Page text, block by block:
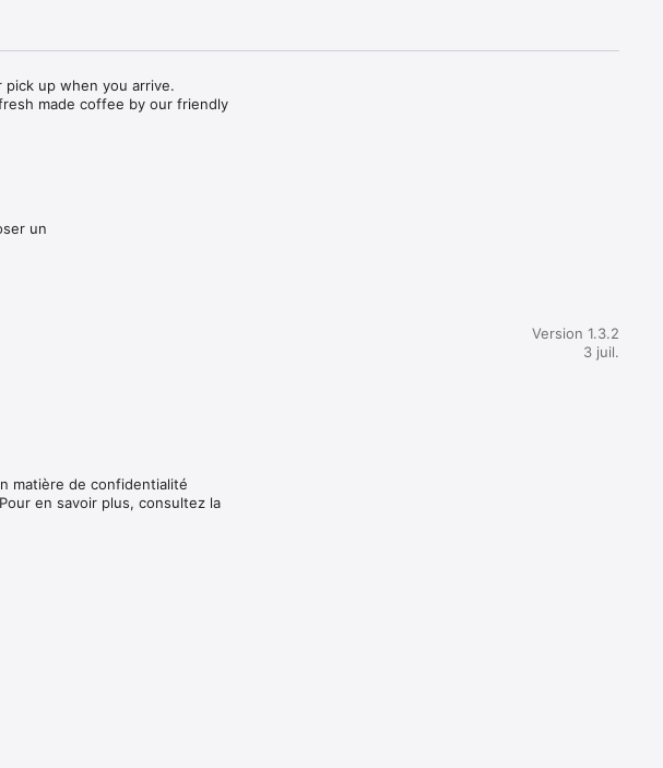
up when you arrive.
made coffee by our friendly
un
Version 1.3.2
3 juil.
matière de confidentialité
en savoir plus, consultez la